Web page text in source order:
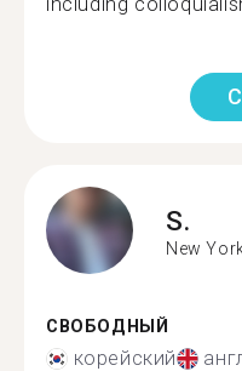
S.
New
СВОБОДНЫЙ
корейский